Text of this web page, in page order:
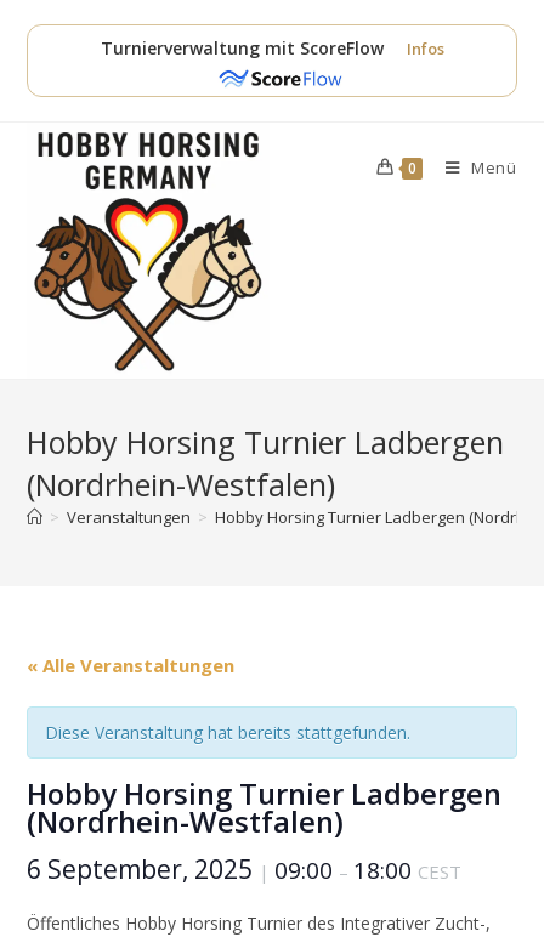
Inhalt
Turnierverwaltung mit ScoreFlow Infos
0 Menü
Hobby Horsing Turnier Ladbergen
(Nordrhein-Westfalen)
> Veranstaltungen > Hobby Horsing Turnier Ladbergen
« Alle Veranstaltungen
Diese Veranstaltung hat bereits stattgefunden.
Hobby Horsing Turnier Ladbergen
(Nordrhein-Westfalen)
6 September, 2025 | 09:00 – 18:00 CEST
Öffentliches Hobby Horsing Turnier des Integrativer Zucht-,